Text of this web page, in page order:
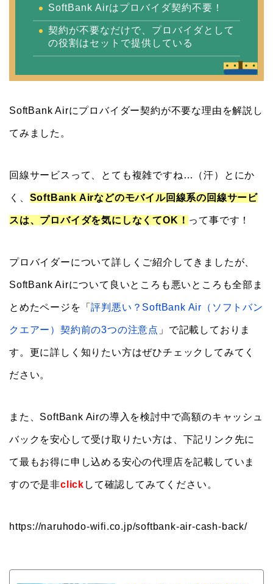
SoftBank Airはプロバイダ契約不要！
契約が不要なだけで、プロバイダとして
の役割はセットで提供している
SoftBank Airにプロバイダー契約が不要な理由を解説し
てみました。
回線サービスって、とても複雑ですね…（汗）とにか
く、 SoftBank Airなどのモバイル回線系の回線サービ
スは、プロバイダを気にしなくてOK！ って事です！
プロバイダーについて詳しくご紹介してきましたが、
SoftBank Airについて良いところも悪いところも全部ま
とめたページを「評判悪い？SoftBank Air（ソフトバン
クエアー）契約前の3つの注意点 」で記載しておりま
す。更に詳しく知りたい方はぜひチェックしてみてく
ださい。
また、SoftBank Airの導入を検討中で高額のキャッシュ
バックを安心して受け取りたい方は、下記リンク先に
て最もお得に申し込める安心の代理店を記載していま
すので是非click して確認してみてください。
https://naruhodo-wifi.co.jp/softbank-air-cash-back/